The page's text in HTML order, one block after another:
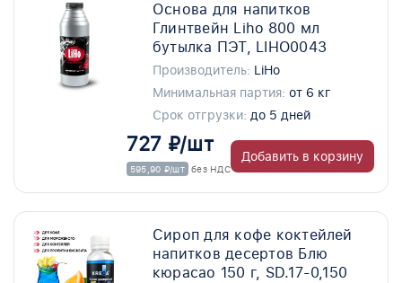
Основа для напитков
Глинтвейн Liho 800 мл
бутылка ПЭТ, LIHO0043
Производитель: LiHo
Минимальная партия: от 6 кг
Срок отгрузки: до 5 дней
727 ₽/шт
595,90 ₽/шт без НДС
Добавить в корзину
Сироп для кофе коктейлей
напитков десертов Блю
кюрасао 150 г, SD.17-0,150